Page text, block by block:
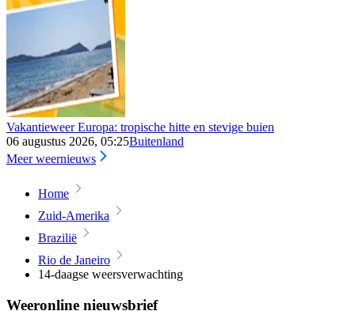
Vakantieweer Europa: tropische hitte en stevige buien
06 augustus 2026, 05:25Buitenland
Meer weernieuws
Home
Zuid-Amerika
Brazilië
Rio de Janeiro
14-daagse weersverwachting
Weeronline nieuwsbrief